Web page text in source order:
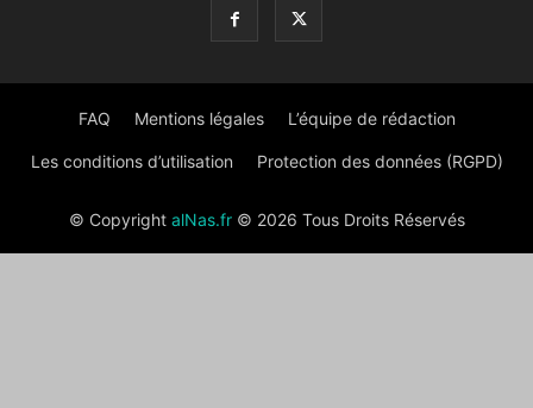
FAQ Mentions légales L’équipe de rédaction
Les conditions d’utilisation Protection des données (RGPD)
© Copyright alNas.fr© 2026 Tous Droits Réservés